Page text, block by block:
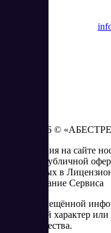
2023 - 2026 ©
Информация на сайте
является публичной
изложенных в
использование Сервиса
Часть размещённой
рекламный характер
сотрудничества.